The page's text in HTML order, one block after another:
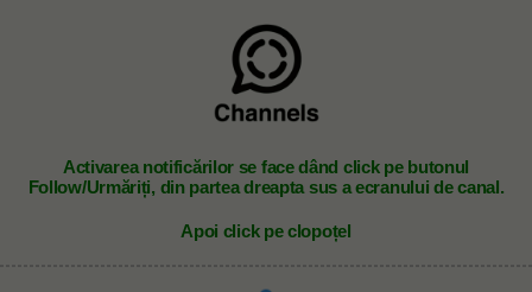
Activarea notificărilor se face dând click pe butonul
Follow/Urmăriți, din partea dreapta sus a ecranului de canal.
Apoi click pe clopoțel